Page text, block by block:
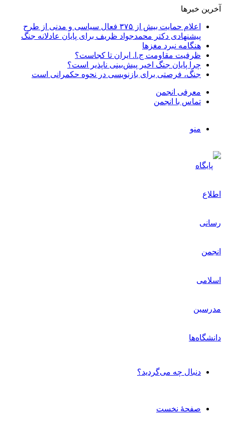
آخرین خبرها
اعلام حمایت بیش از ۳۷۵ فعال سیاسی و مدنی از طرح
پیشنهادی دکتر محمدجواد ظریف برای پایان عادلانه جنگ
هنگامه نبرد مغزها
ظرفیت مقاومت ج.ا. ایران تا کجاست؟
چرا پایان جنگ اخیر پیش‌بینی ناپذیر است؟
جنگ، فرصتی برای بازنویسی در نحوه حکمرانی است
معرفی انجمن
تماس با انجمن
منو
دنبال چه می‌گردید؟
صفحۀ نخست